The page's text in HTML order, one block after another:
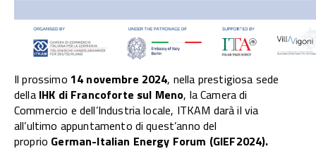
Il prossimo 14 novembre 2024, nella prestigiosa sede
della IHK di Francoforte sul Meno, la Camera di
Commercio e dell’Industria locale, ITKAM darà il via
all’ultimo appuntamento di quest’anno del
proprio German-Italian Energy Forum (GIEF2024).